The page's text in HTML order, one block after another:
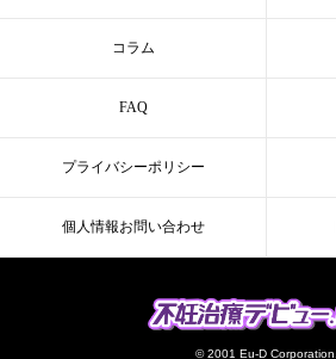
コラム
FAQ
プライバシーポリシー
個人情報お問い合わせ
© 2001 Eu-D Corporation.